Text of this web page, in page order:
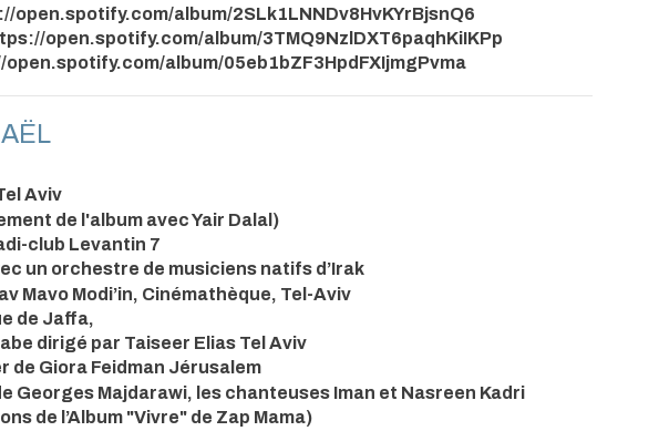
open.spotify.com/album/2SLk1LNNDv8HvKYrBjsnQ6
open.spotify.com/album/3TMQ9NzlDXT6paqhKiIKPp
album/05eb1bZF3HpdFXIjmgPvma
Aviv
de l'album avec Yair Dalal)
club Levantin 7
un orchestre de musiciens natifs d’Irak
Mavo Modi’in, Cinémathèque, Tel-Aviv
de Jaffa,
dirigé par Taiseer Elias Tel Aviv
de Giora Feidman Jérusalem
Georges Majdarawi, les chanteuses Iman et Nasreen Kadri
de l’Album "Vivre" de Zap Mama)